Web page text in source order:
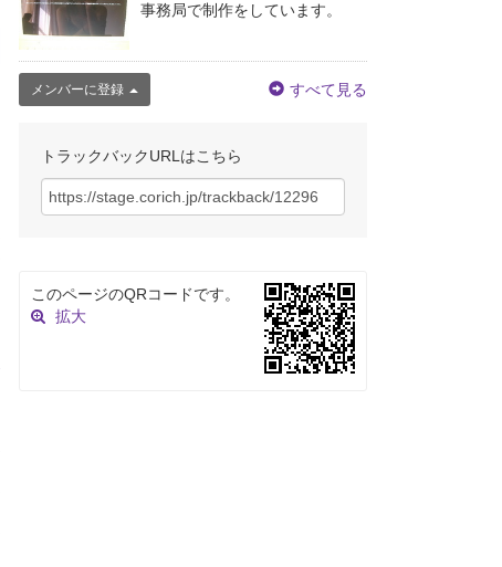
事務局で制作をしています。
メンバーに登録 すべて見る
トラックバックURLはこちら
このページのQRコードです。
拡大